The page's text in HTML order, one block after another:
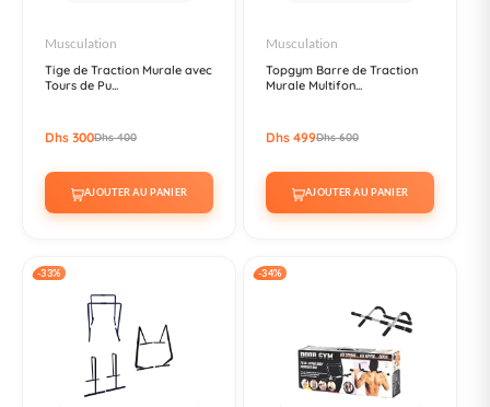
Musculation
Tige de Traction Murale avec
Tours de Pu...
Dhs 300Dhs 400
AJOUTER AU PANIER
Musculation
Topgym Barre de Traction
Murale Multifon...
Dhs 499Dhs 600
AJOUTER AU PANIER
-33% -34%